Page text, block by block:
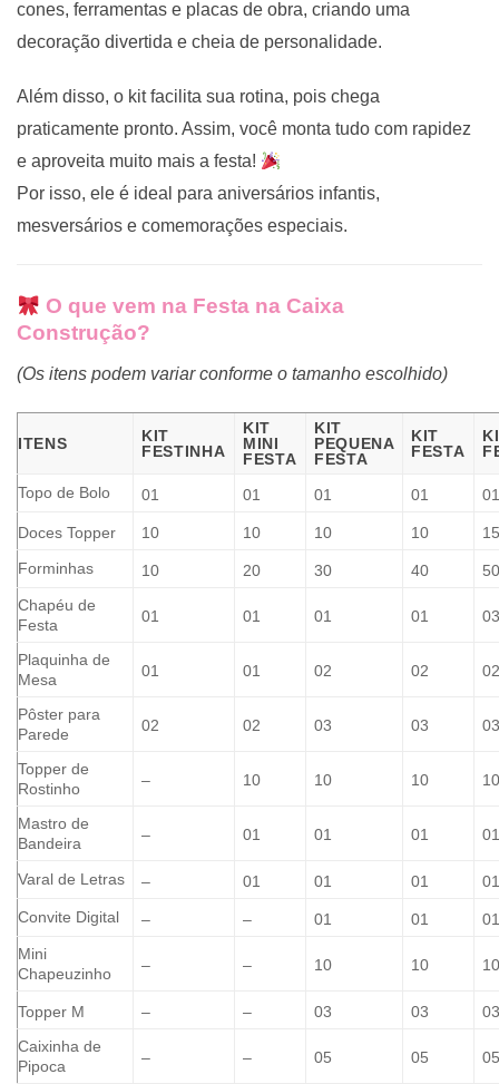
cones, ferramentas e placas de obra, criando uma
decoração divertida e cheia de personalidade.
Além disso, o kit facilita sua rotina, pois chega
praticamente pronto. Assim, você monta tudo com rapidez
e aproveita muito mais a festa!
Por isso, ele é ideal para aniversários infantis,
mesversários e comemorações especiais.
O que vem na Festa na Caixa
Construção?
(Os itens podem variar conforme o tamanho escolhido)
ITENS
KIT
FESTINHA
KIT
MINI
FESTA
KIT
PEQUENA
FESTA
KIT
FESTA
Topo de Bolo 01 01 01 01 01
Doces Topper 10 10 10 10 15
Forminhas 10 20 30 40
50
Chapéu de
Festa
01 01 01 01 03
Plaquinha de
Mesa
01 01 02 02 02
Pôster para
Parede
02 02 03 03 03
Topper de
Rostinho
– 10 10 10 10
Mastro de
Bandeira
– 01 01 01 01
Varal de Letras – 01 01 01 01
Convite Digital – – 01 01
01
Mini
Chapeuzinho
– – 10 10 10
Topper M – – 03 03
03
Caixinha de
Pipoca
– – 05 05 05